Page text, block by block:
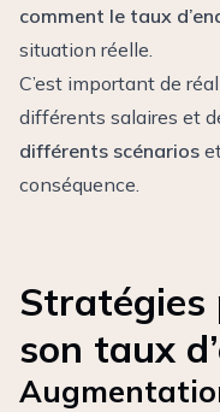
comment le taux
situation réelle.
C’est important de
différents salaires et
différents scénarios
conséquence.
Stratégies
son taux